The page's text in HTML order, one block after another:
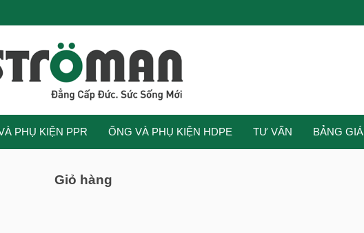
PHỤ KIỆN PPR ỐNG VÀ PHỤ KIỆN HDPE TƯ VẤN BẢNG GIÁ
Giỏ hàng